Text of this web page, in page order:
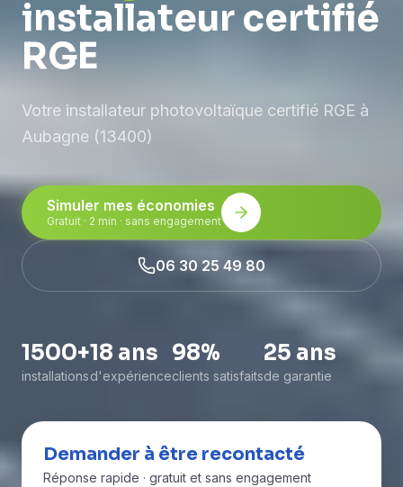
installateur certifié
RGE
Votre installateur photovoltaïque certifié RGE à
Aubagne (13400)
Simuler mes économies
Gratuit · 2 min · sans engagement
06 30 25 49 80
1500+
installations
18 ans
d'expérience
98%
clients satisfaits
25 ans
de garantie
Demander à être recontacté
Réponse rapide · gratuit et sans engagement